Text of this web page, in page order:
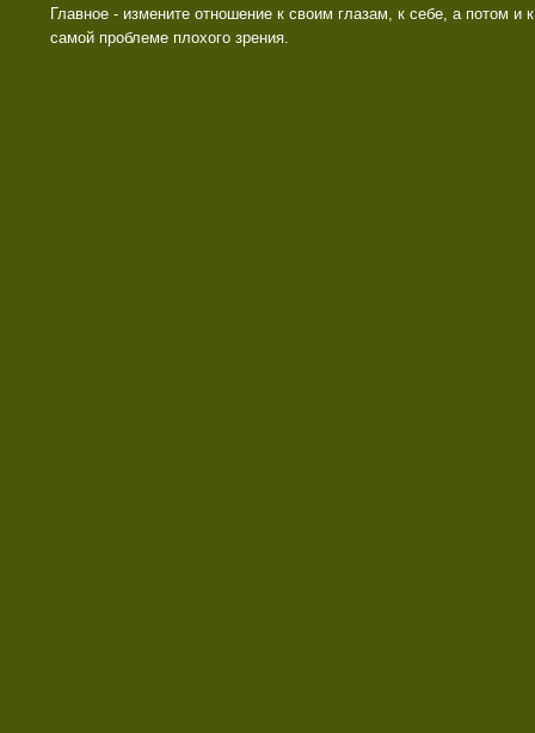
Главное - измените отношение к своим глазам, к себе, а потом и к
самой проблеме плохого зрения.